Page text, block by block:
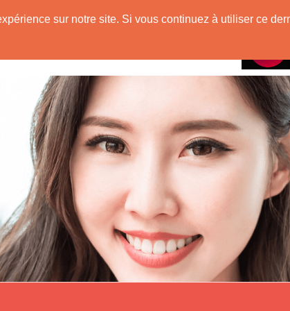
sur notre site. Si vous continuez à utiliser ce
Originaire de Chine !